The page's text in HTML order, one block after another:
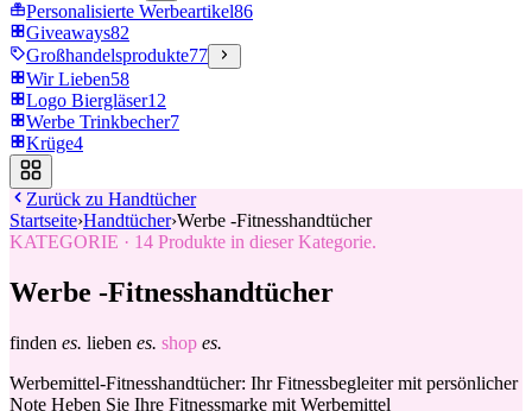
Personalisierte Werbeartikel86
Giveaways82
Großhandelsprodukte77
Wir Lieben58
Logo Biergläser12
Werbe Trinkbecher7
Krüge4
Zurück zu Handtücher
Startseite›Handtücher›Werbe -Fitnesshandtücher
KATEGORIE · 14 Produkte in dieser Kategorie.
Werbe -Fitnesshandtücher
finden es. lieben es. shop es.
Werbemittel-Fitnesshandtücher: Ihr Fitnessbegleiter mit persönlicher
Note Heben Sie Ihre Fitnessmarke mit Werbemittel